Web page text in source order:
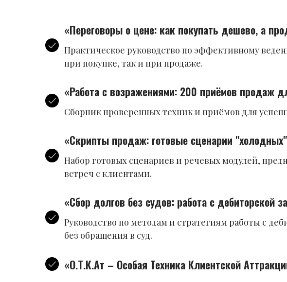
«Переговоры о цене: как покупать дешево, а
Практическое руководство по эффективному
при покупке, так и при продаже.
«Работа с возражениями: 200 приёмов продаж
Сборник проверенных техник и приёмов для
«Скрипты продаж: готовые сценарии
Набор готовых сценариев и речевых модулей,
встреч с клиентами.
«Сбор долгов без судов: работа с дебиторской
Руководство по методам и стратегиям работы с
без обращения в суд.
«О.Т.К.Ат – Особая Техника Клиентской